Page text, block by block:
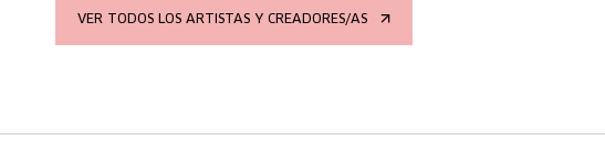
VER TODOS LOS ARTISTAS Y CREADORES/AS